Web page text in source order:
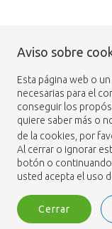
Aviso sobre
Esta página web o
necesarias para el
conseguir los
quiere saber más o
de la cookies, por
Al cerrar o ignorar
botón o continuando
usted acepta el uso
Cerrar